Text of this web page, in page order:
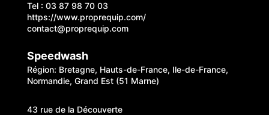
Tel : 03 87 98 70 03
https://www.proprequip.com/
contact@proprequip.com
Speedwash
Région: Bretagne, Hauts-de-France, Ile-de-France,
Normandie, Grand Est (51 Marne)
43 rue de la Découverte